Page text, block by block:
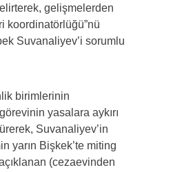
gelişmelerden
koordinatörlüğü”nü
Suvanaliyev’i sorumlu
birimlerinin
yasalara aykırı
Suvanaliyev’in
yarın Bişkek’te miting
(cezaevinden